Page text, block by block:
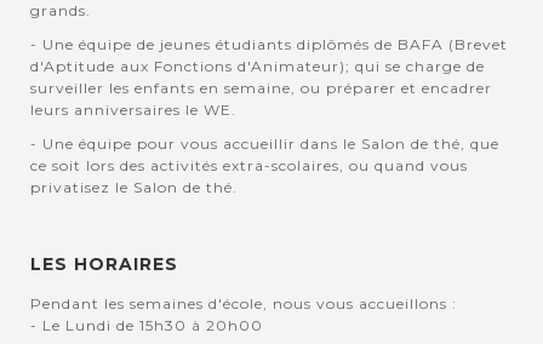
grands.
- Une équipe de jeunes étudiants diplômés de BAFA (Brevet
d'Aptitude aux Fonctions d'Animateur); qui se charge de
surveiller les enfants en semaine, ou préparer et encadrer
leurs anniversaires le WE.
- Une équipe pour vous accueillir dans le Salon de thé, que
ce soit lors des activités extra-scolaires, ou quand vous
privatisez le Salon de thé.
LES HORAIRES
Pendant les semaines d'école, nous vous accueillons :
- Le Lundi de 15h30 à 20h00